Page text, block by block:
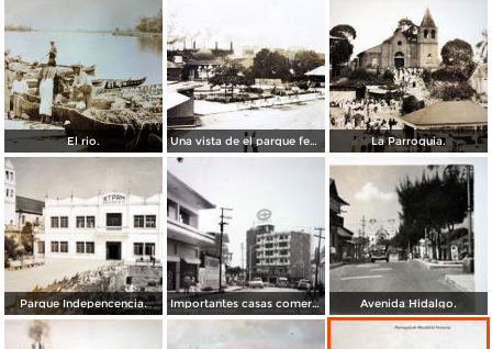
El rio. Una vista de el parque fechada en 1932. La Parroquia.
Parque Indepencencia. Importantes casas comerciales. ( Circulada el 22 de Diciembre de 1959 ). Avenida Hidalgo.